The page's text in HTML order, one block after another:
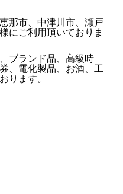
那市、中津川市、瀬戸
にご利用頂いておりま
ブランド品、高級時
、電化製品、お酒、工
ります。